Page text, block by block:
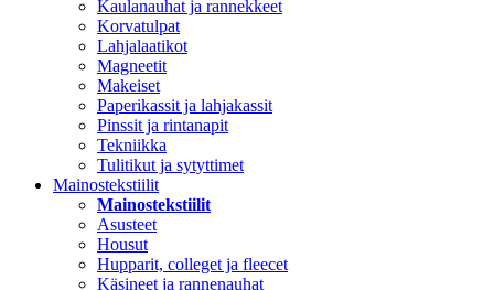
Kaulanauhat ja rannekkeet
Korvatulpat
Lahjalaatikot
Magneetit
Makeiset
Paperikassit ja lahjakassit
Pinssit ja rintanapit
Tekniikka
Tulitikut ja sytyttimet
Mainostekstiilit
Mainostekstiilit
Asusteet
Housut
Hupparit, colleget ja fleecet
Käsineet ja rannenauhat